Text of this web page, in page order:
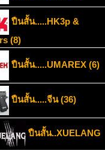
ปืนสั้น.....HK3p &
(8)
ปืนสั้น.....UMAREX (6)
ปืนสั้น.....จีน (36)
ปืนสั้น..XUELANG